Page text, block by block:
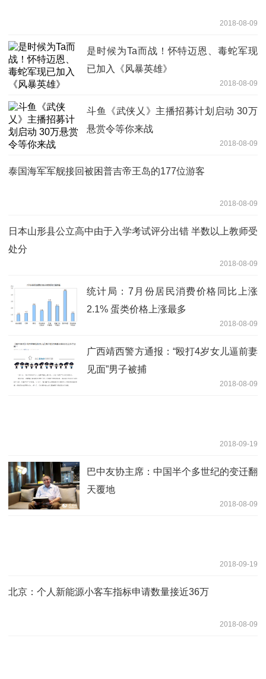
2018-08-09
是时候为Ta而战！怀特迈恩、毒蛇军现
已加入《风暴英雄》
2018-08-09
斗鱼《武侠乂》主播招募计划启动 30万
悬赏令等你来战
2018-08-09
泰国海军军舰接回被困普吉帝王岛的177位游客
2018-08-09
日本山形县公立高中由于入学考试评分出错 半数以上教师受
处分
2018-08-09
统计局：7月份居民消费价格同比上涨
2.1% 蛋类价格上涨最多
2018-08-09
广西靖西警方通报：“殴打4岁女儿逼前妻
见面”男子被捕
2018-08-09
2018-09-19
巴中友协主席：中国半个多世纪的变迁翻
天覆地
2018-08-09
2018-09-19
北京：个人新能源小客车指标申请数量接近36万
2018-08-09